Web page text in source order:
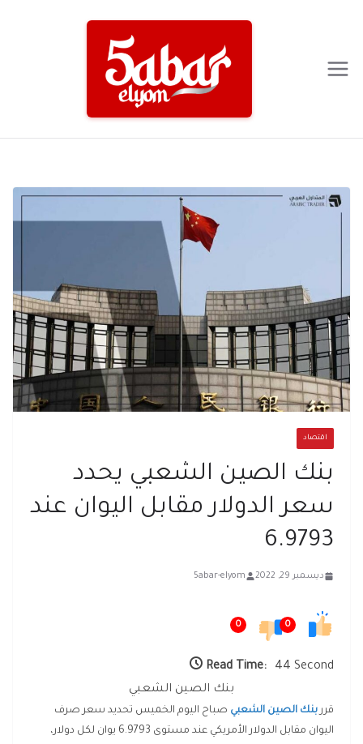
اقتصاد
بنك الصين الشعبي يحدد
سعر الدولار مقابل اليوان عند
6.9793
ديسمبر 29, 2022 5abar-elyom
0
0
Read Time:
44 Second
بنك الصين الشعبي
قرر بنك الصين الشعبي صباح اليوم الخميس تحديد سعر صرف
اليوان مقابل الدولار الأمريكي عند مستوى 6.9793 يوان لكل دولار،